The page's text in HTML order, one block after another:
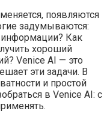
появляются
задумываются:
информации? Как
хороший
Venice AI — это
эти задачи. В
и простой
в Venice AI: с